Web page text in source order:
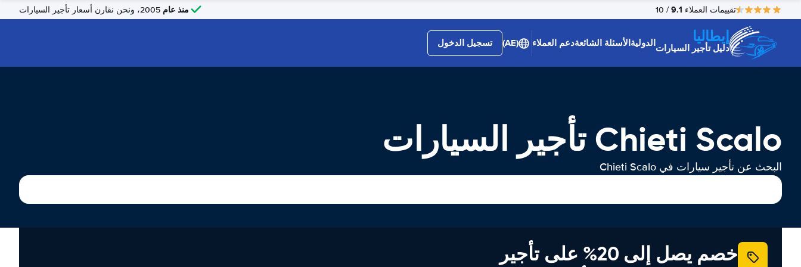
تقييمات العملاء 9.1
/ 10 منذ عام
إيطاليا
دليل تأجير السياراتالدوليةالأسئلة الشائعةدعم العملاء (AE) تسجيل الدخول
Chieti Scalo تأجير السيارات
البحث عن تأجير سيارات في Chieti Scalo
خصم يصل إلى 20% على تأجير